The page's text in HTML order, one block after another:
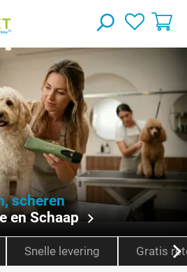
scheren
en Schaap
Snelle levering Gratis